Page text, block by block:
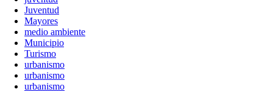
Juventud
Mayores
medio ambiente
Municipio
Turismo
urbanismo
urbanismo
urbanismo